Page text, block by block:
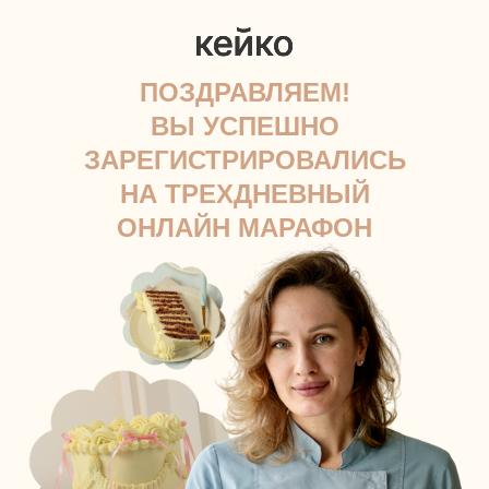
ПОЗДРАВЛЯЕМ!
ВЫ УСПЕШНО
ЗАРЕГИСТРИРОВАЛИСЬ
НА ТРЕХДНЕВНЫЙ
ОНЛАЙН МАРАФОН